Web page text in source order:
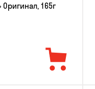
165г